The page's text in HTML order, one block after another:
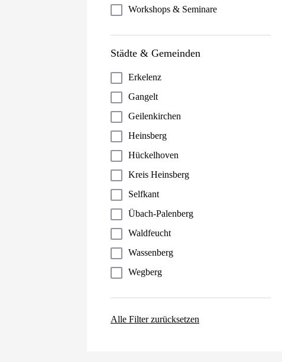
Workshops & Seminare
Städte & Gemeinden
Erkelenz
Gangelt
Geilenkirchen
Heinsberg
Hückelhoven
Kreis Heinsberg
Selfkant
Übach-Palenberg
Waldfeucht
Wassenberg
Wegberg
Alle Filter zurücksetzen